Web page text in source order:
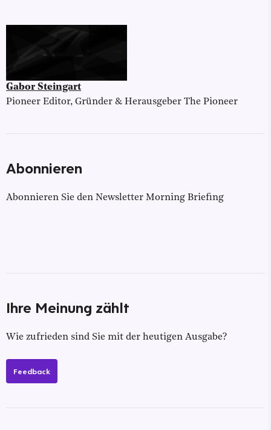
Gabor Steingart
Pioneer Editor, Gründer & Herausgeber The Pioneer
Abonnieren
Abonnieren Sie den Newsletter Morning Briefing
Ihre Meinung zählt
Wie zufrieden sind Sie mit der heutigen Ausgabe?
Feedback